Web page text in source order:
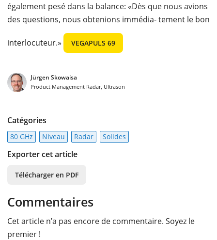
également pesé dans la balance: «Dès que nous avions
des questions, nous obtenions immédia- tement le bon
interlocuteur.» VEGAPULS 69
Jürgen Skowaisa
Product Management Radar, Ultrason
Catégories
80 GHz Niveau Radar Solides
Exporter cet article
Télécharger en PDF
Commentaires
Cet article n’a pas encore de commentaire. Soyez le
premier !